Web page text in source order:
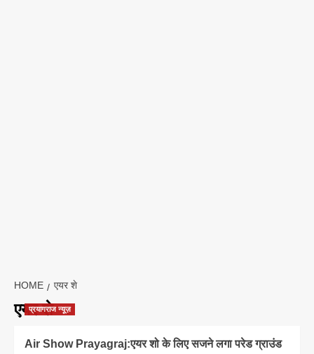
HOME एयर शे
एयर शे
प्रयागराज न्यूज़
Air Show Prayagraj:एयर शो के लिए सजने लगा परेड ग्राउंड